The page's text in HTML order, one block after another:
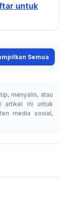
untuk
Semua
menyalin, atau
artikel ini untuk
media sosial,